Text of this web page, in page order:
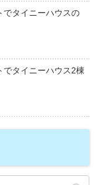
でタイニーハウスの
でタイニーハウス2棟